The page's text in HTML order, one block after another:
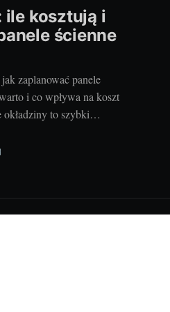
ile kosztują i
ścienne
zaplanować panele
i co wpływa na koszt
to szybki
akustyki i
Szczególnie gdy